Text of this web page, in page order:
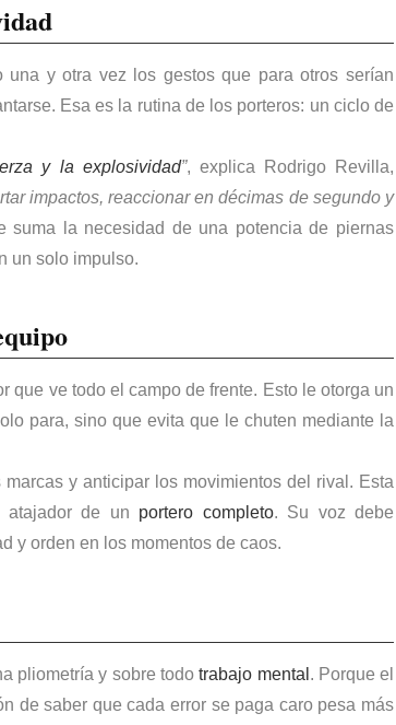
una y otra vez los gestos que para otros serían
Esa es la rutina de los porteros: un ciclo de
y la explosividad”, explica Rodrigo Revilla,
impactos, reaccionar en décimas de segundo y
suma la necesidad de una potencia de piernas
un solo impulso.
ve todo el campo de frente. Esto le otorga un
para, sino que evita que le chuten mediante la
y anticipar los movimientos del rival. Esta
de un portero completo. Su voz debe
y orden en los momentos de caos.
pliometría y sobre todotrabajo mental . Porque el
de saber que cada error se paga caro pesa más